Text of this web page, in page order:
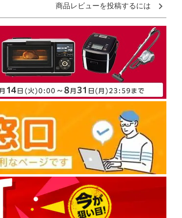
商品レビューを投稿するには